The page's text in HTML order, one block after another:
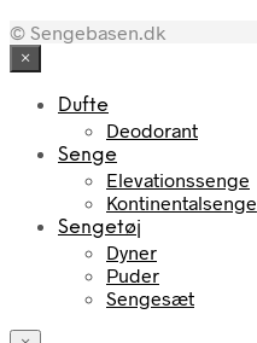
© Sengebasen.dk
×
Dufte
Deodorant
Senge
Elevationssenge
Kontinentalsenge
Sengetøj
Dyner
Puder
Sengesæt